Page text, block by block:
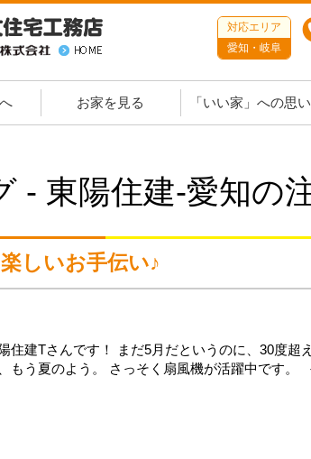
対応エリア
愛知・岐阜
お家を見る 「いい家」への思い
しいお手伝い♪
住建Tさんです！ まだ5月だというのに、30度超
もう夏のよう。 さっそく扇風機が活躍中です。